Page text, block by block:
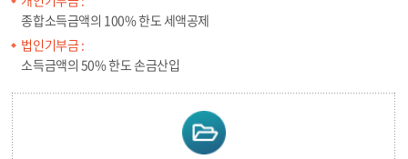
종합소득금액의 100% 한도 세액공제
법인기부금 :
소득금액의 50% 한도 손금산입